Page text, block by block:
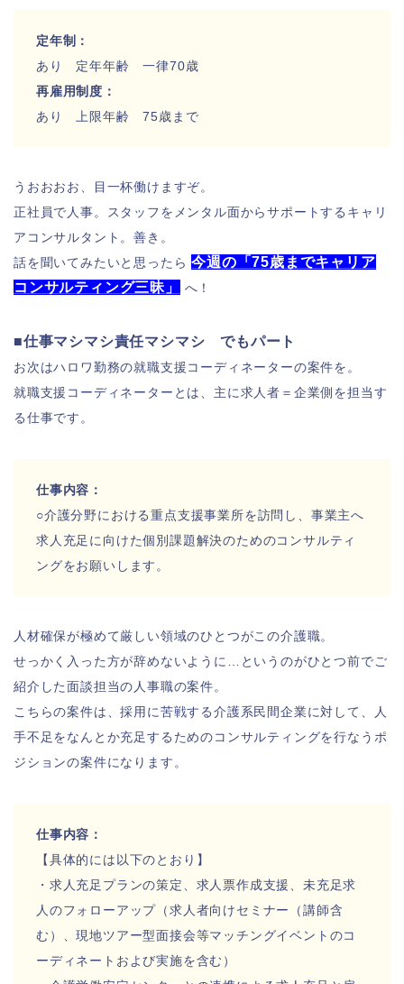
定年制：
あり 定年年齢一律70歳
再雇用制度：
あり 上限年齢 75歳まで
うおおおお、目一杯働けますぞ。
正社員で人事。スタッフをメンタル面からサポートするキャリ
アコンサルタント。善き。
話を聞いてみたいと思ったら今週の「75歳までキャリア
コンサルティング三昧」
へ！
■仕事マシマシ責任マシマシ でもパート
お次はハロワ勤務の就職支援コーディネーターの案件を。
就職支援コーディネーターとは、主に求人者＝企業側を担当す
る仕事です。
仕事内容：
○介護分野における重点支援事業所を訪問し、事業主へ
求人充足に 向けた個別課題解決のためのコンサルティ
ングをお願いします。
人材確保が極めて厳しい領域のひとつがこの介護職。
せっかく入った方が辞めないように…というのがひとつ前でご
紹介した面談担当の人事職の案件。
こちらの案件は、採用に苦戦する介護系民間企業に対して、人
手不足をなんとか充足するためのコンサルティングを行なうポ
ジションの案件になります。
仕事内容：
【具体的には以下のとおり】
・求人充足プランの策定、求人票作成支援、未充足求
人のフォローアップ（求人者向けセミナー（講師含
む）、現地ツアー型面接会等マッチングイベントのコ
ーディネートおよび実施を含む）